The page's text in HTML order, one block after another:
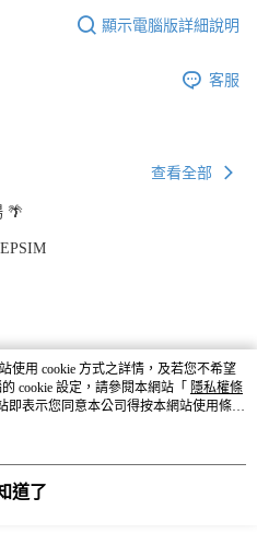
顯示電腦版詳細說明
客服
查看全部
🌴
使用 cookie 方式之詳情，及若您不希望
cookie 設定，請參閱本網站「 隱私權條
即表示您同意本公司得按本網站使用條款
道了